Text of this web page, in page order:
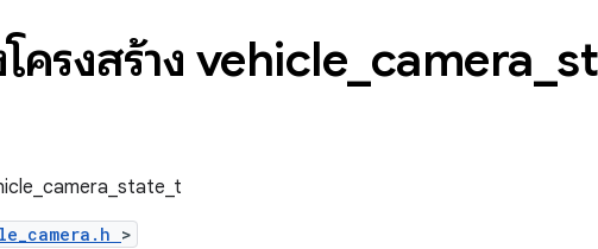
ครงสร้าง vehicle camera
>